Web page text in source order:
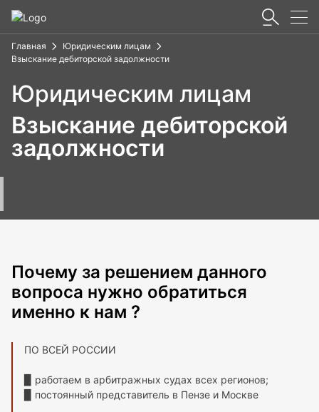
Главная
Юридическим лицам
Взыскание дебиторской задолжности
Юридическим лицам
Взыскание дебиторской
задолжности
Почему за решением данного
вопроса нужно обратиться
именно к нам ?
ПО ВСЕЙ РОССИИ
▉ работаем в арбитражных судах всех регионов;
▉ постоянный представитель в Пензе и Москве